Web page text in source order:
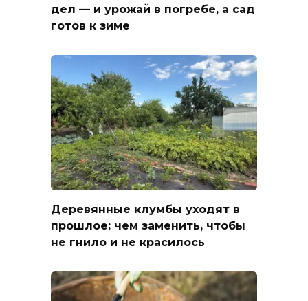
дел — и урожай в погребе, а сад
готов к зиме
Деревянные клумбы уходят в
прошлое: чем заменить, чтобы
не гнило и не красилось